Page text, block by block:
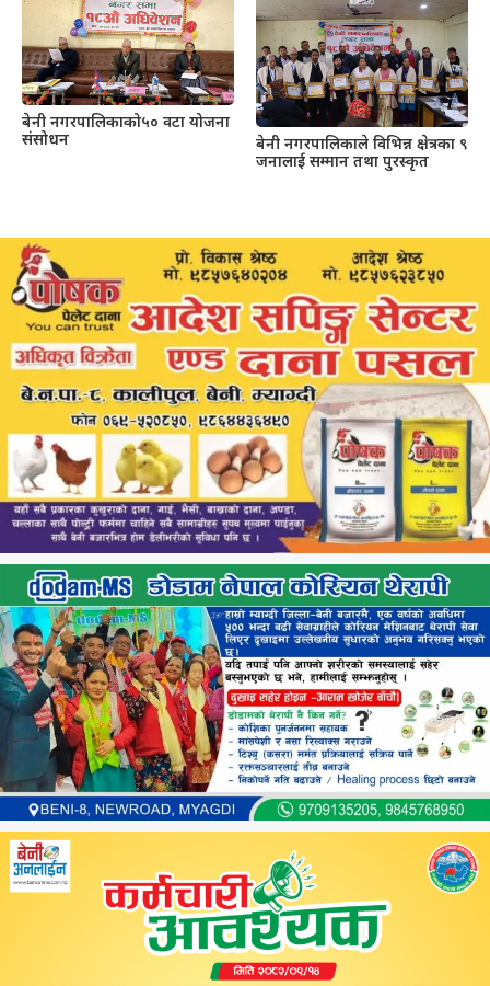
बेनी नगरपालिकाको५० वटा योजना
संसोधन
बेनी नगरपालिकाले विभिन्न क्षेत्रका ९
जनालाई सम्मान तथा पुरस्कृत